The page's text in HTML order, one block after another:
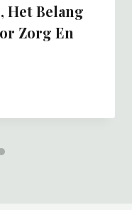
Het Belang
Zorg En